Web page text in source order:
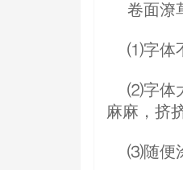
卷面潦
⑴字体
⑵字体
麻麻，挤
⑶随便